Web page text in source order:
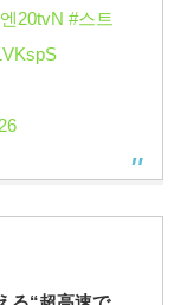
20tvN #스트